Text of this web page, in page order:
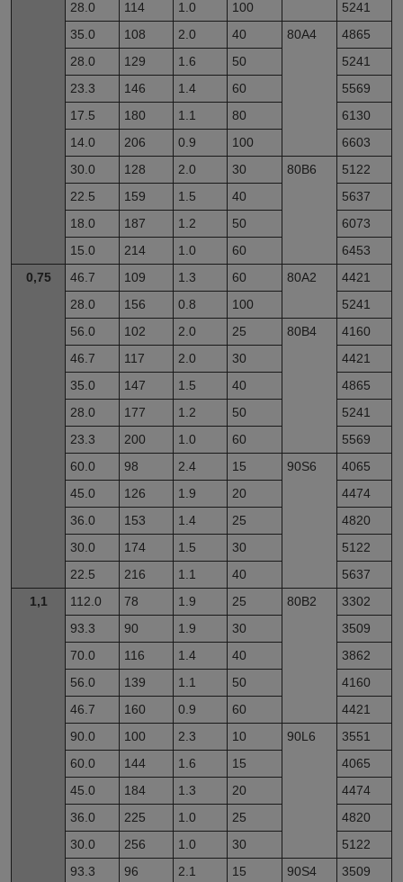
28.0 114 1.0 100
5241
35.0
108 2.0 40 80A4
4865
28.0
129 1.6 50
5241
23.3
146 1.4 60
5569
17.5
180 1.1 80
6130
14.0
206 0.9 100
6603
30.0
128 2.0 30 80B6
5122
22.5
159 1.5 40
5637
18.0
187 1.2 50
6073
15.0
214 1.0 60
6453
0,75
46.7 109 1.3 60 80A2
4421
28.0
156 0.8 100
5241
56.0
102 2.0 25 80B4
4160
46.7
117 2.0 30
4421
35.0
147 1.5 40
4865
28.0
177 1.2 50
5241
23.3
200 1.0 60
5569
60.0
98 2.4 15 90S6
4065
45.0
126 1.9 20
4474
36.0
153 1.4 25
4820
30.0
174 1.5 30
5122
22.5
216 1.1 40
5637
1,1
112.0 78 1.9 25 80B2
3302
93.3
90 1.9 30
3509
70.0
116 1.4 40
3862
56.0
139 1.1 50
4160
46.7
160 0.9 60
4421
90.0
100 2.3 10 90L6
3551
60.0
144 1.6 15
4065
45.0
184 1.3 20
4474
36.0
225 1.0 25
4820
30.0
256 1.0 30
5122
93.3
96 2.1 15 90S4
3509